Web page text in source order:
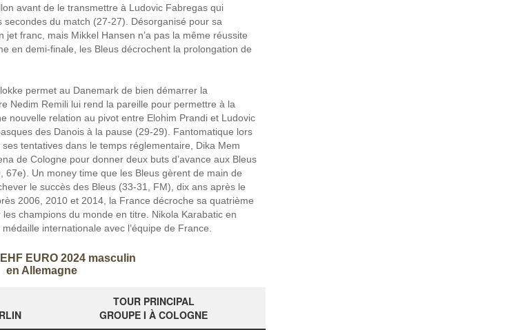
avant de le transmettre à Ludovic Fabregas qui
secondes du match (27-27). Désorganisé pour sa
franc, mais Mikkel Hansen n’a pas la même réussite
en demi-finale, les Bleus décrochent la prolongation de
permet au Danemark de bien démarrer la
Nedim Remili lui rend la pareille pour permettre à la
nouvelle relation au pivot entre Elohim Prandi et Ludovic
des Danois à la pause (29-29). Fantomatique lors
tentatives dans le temps réglementaire, Dika Mem
de Cologne pour donner deux buts d’avance aux Bleus
Un money time que les Bleus gèrent de main de
le succès des Bleus (33-31, FM), dix ans après le
2006, 2010 et 2014, la France décroche sa quatrième
champions du monde en titre. Nikola Karabatic en
internationale avec l’équipe de France.
EURO 2024 masculin
en Allemagne
TOUR PRINCIPAL
GROUPE I À COLOGNE